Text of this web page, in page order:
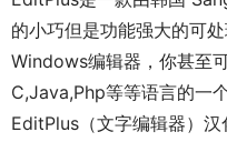
的小巧但是功能强大的可
Windows编辑器，你甚至
C,Java,Php等等语言的一
EditPlus（文字编辑器）